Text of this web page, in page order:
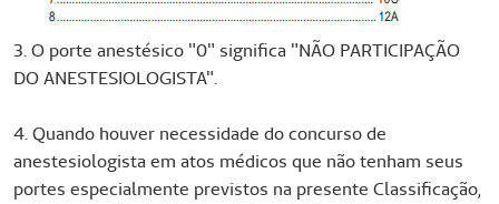
3. O porte anestésico "0" significa "NÃO PARTICIPAÇÃO
DO ANESTESIOLOGISTA".
4. Quando houver necessidade do concurso de
anestesiologista em atos médicos que não tenham seus
portes especialmente previstos na presente Classificação,